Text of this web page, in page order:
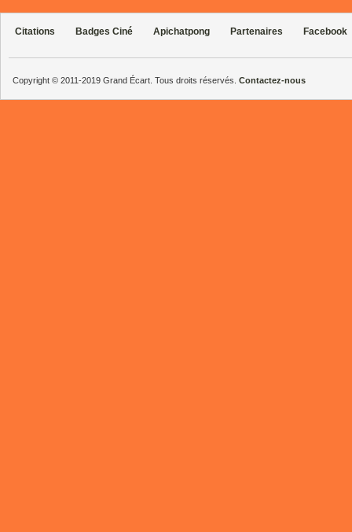
Citations Badges Ciné Apichatpong Partenaires Facebook
Copyright © 2011-2019 Grand Écart. Tous droits réservés. Contactez-nous